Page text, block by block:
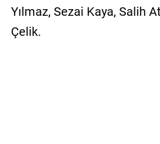
Yılmaz, Sezai Kaya, Salih
Çelik.